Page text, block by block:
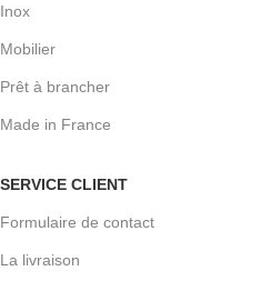
Inox
Mobilier
Prêt à brancher
Made in France
SERVICE CLIENT
Formulaire de contact
La livraison